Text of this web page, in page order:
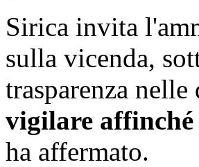
Sirica invita
sulla vicenda,
trasparenza
vigilare affinché
ha affermato.